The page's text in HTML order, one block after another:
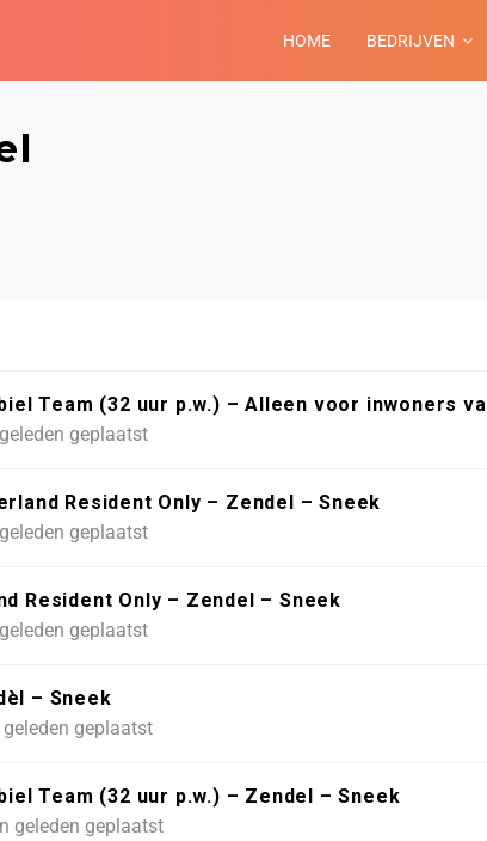
HOME BEDRIJVEN
Team (32 uur p.w.) – Alleen voor inwoners
geplaatst
Resident Only – Zendel – Sneek
geplaatst
Resident Only – Zendel – Sneek
geplaatst
– Sneek
geleden geplaatst
Team (32 uur p.w.) – Zendel – Sneek
geleden geplaatst